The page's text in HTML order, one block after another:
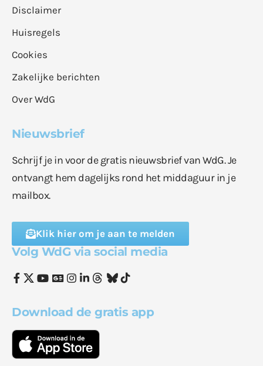
Disclaimer
Huisregels
Cookies
Zakelijke berichten
Over WdG
Nieuwsbrief
Schrijf je in voor de gratis nieuwsbrief van WdG. Je
ontvangt hem dagelijks rond het middaguur in je
mailbox.
Klik hier om je aan te melden
Volg WdG via social media
Download de gratis app